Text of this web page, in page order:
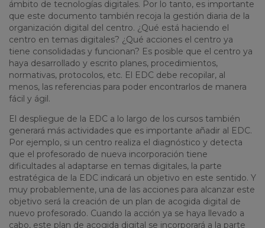
ámbito de tecnologías digitales. Por lo tanto, es importante
que este documento también recoja la gestión diaria de la
organización digital del centro. ¿Qué está haciendo el
centro en temas digitales? ¿Qué acciones el centro ya
tiene consolidadas y funcionan? Es posible que el centro ya
haya desarrollado y escrito planes, procedimientos,
normativas, protocolos, etc. El EDC debe recopilar, al
menos, las referencias para poder encontrarlos de manera
fácil y ágil.
El despliegue de la EDC a lo largo de los cursos también
generará más actividades que es importante añadir al EDC.
Por ejemplo, si un centro realiza el diagnóstico y detecta
que el profesorado de nueva incorporación tiene
dificultades al adaptarse en temas digitales, la parte
estratégica de la EDC indicará un objetivo en este sentido. Y
muy probablemente, una de las acciones para alcanzar este
objetivo será la creación de un plan de acogida digital de
nuevo profesorado. Cuando la acción ya se haya llevado a
cabo, este plan de acogida digital se incorporará a la parte